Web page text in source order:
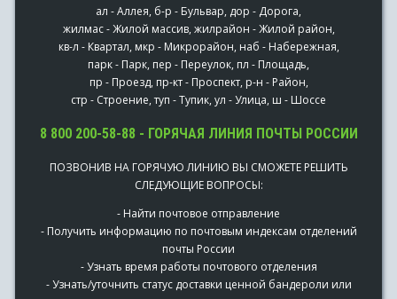
ал - Аллея, б-р - Бульвар, дор - Дорога,
жилмас - Жилой массив, жилрайон - Жилой район,
кв-л - Квартал, мкр - Микрорайон, наб - Набережная,
парк - Парк, пер - Переулок, пл - Площадь,
пр - Проезд, пр-кт - Проспект, р-н - Район,
стр - Строение, туп - Тупик, ул - Улица, ш - Шоссе
8 800 200-58-88 - ГОРЯЧАЯ ЛИНИЯ ПОЧТЫ РОССИИ
ПОЗВОНИВ НА ГОРЯЧУЮ ЛИНИЮ ВЫ СМОЖЕТЕ РЕШИТЬ
СЛЕДУЮЩИЕ ВОПРОСЫ:
- Найти почтовое отправление
- Получить информацию по почтовым индексам отделений
почты России
- Узнать время работы почтового отделения
- Узнать/уточнить статус доставки ценной бандероли или